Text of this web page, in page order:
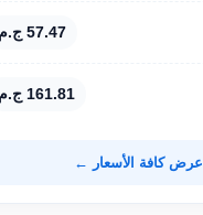
57.47 ج.م
161.81 ج.م
عرض كافة الأسعار ←